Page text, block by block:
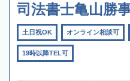
司法書士亀山勝
土日祝OK オンライン相談可
19時以降TEL可